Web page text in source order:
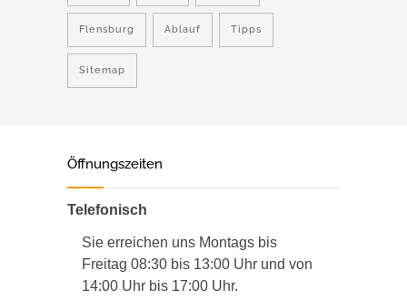
Flensburg Ablauf Tipps
Sitemap
Öffnungszeiten
Telefonisch
Sie erreichen uns Montags bis
Freitag 08:30 bis 13:00 Uhr und von
14:00 Uhr bis 17:00 Uhr.